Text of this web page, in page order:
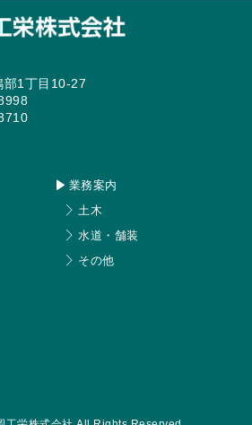
部1丁目10-27
業務案内
土木
水道・舗装
その他